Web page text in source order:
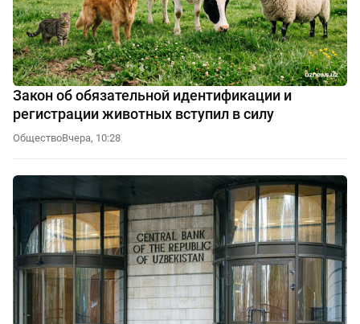
Закон об обязательной идентификации и
регистрации животных вступил в силу
ОбществоВчера, 10:28